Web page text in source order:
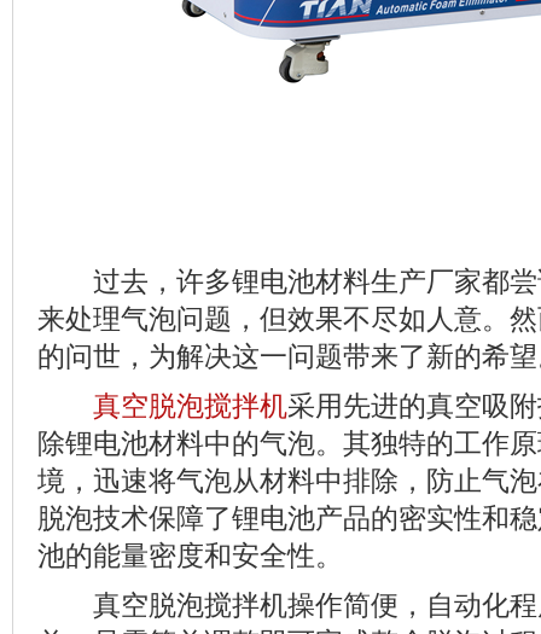
过去，许多锂电池材料生产厂家都尝
来处理气泡问题，但效果不尽如人意。
的问世，为解决这一问题带来了新的希
真空脱泡搅拌机采用先进的真空吸
除锂电池材料中的气泡。其独特的工作
境，迅速将气泡从材料中排除，防止气
脱泡技术保障了锂电池产品的密实性和
池的能量密度和安全性。
真空脱泡搅拌机操作简便，自动化程